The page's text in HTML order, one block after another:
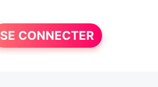
SE CONNECTER